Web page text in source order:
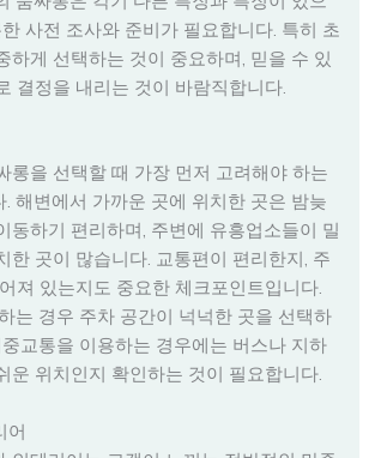
사전 조사와 준비가 필요합니다. 특히 초
하게 선택하는 것이 중요하며, 믿을 수 있
결정을 내리는 것이 바람직합니다.
롱을 선택할 때 가장 먼저 고려해야 하는
해변에서 가까운 곳에 위치한 곳은 밤늦
동하기 편리하며, 주변에 유흥업소들이 밀
한 곳이 많습니다. 교통편이 편리한지, 주
져 있는지도 중요한 체크포인트입니다.
는 경우 주차 공간이 넉넉한 곳을 선택하
교통을 이용하는 경우에는 버스나 지하
운 위치인지 확인하는 것이 필요합니다.
어